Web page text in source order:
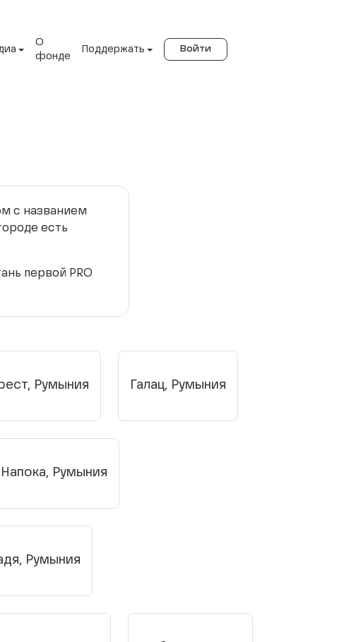
О
фонде
Поддержать Войти
с названием
есть
первой PRO
Румыния Галац, Румыния
Румыния
Румыния